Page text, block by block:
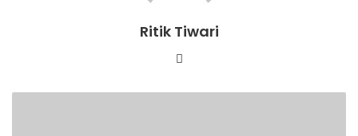
Ritik Tiwari
Website